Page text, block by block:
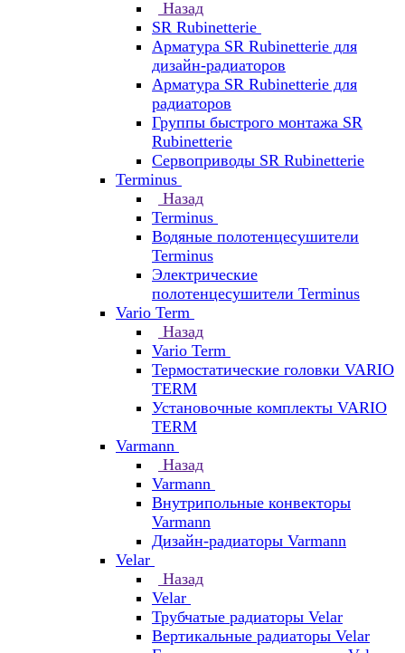
Назад
SR Rubinetterie
Арматура SR Rubinetterie для
дизайн-радиаторов
Арматура SR Rubinetterie для
радиаторов
Группы быстрого монтажа SR
Rubinetterie
Сервоприводы SR Rubinetterie
Terminus
Назад
Terminus
Водяные полотенцесушители
Terminus
Электрические
полотенцесушители Terminus
Vario Term
Назад
Vario Term
Термостатические головки VARIO
TERM
Установочные комплекты VARIO
TERM
Varmann
Назад
Varmann
Внутрипольные конвекторы
Varmann
Дизайн-радиаторы Varmann
Velar
Назад
Velar
Трубчатые радиаторы Velar
Вертикальные радиаторы Velar